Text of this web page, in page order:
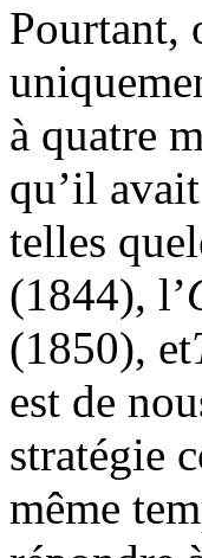
Pourtant,
à quatre
qu’il
telles
(1844), l’
(1850), et
est de
stratégie
même